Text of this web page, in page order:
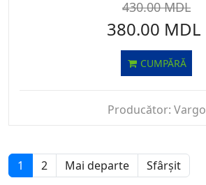
430.00 MDL
380.00 MDL
CUMPĂRĂ
Producător: Vargo
1 2 Mai departe Sfârșit